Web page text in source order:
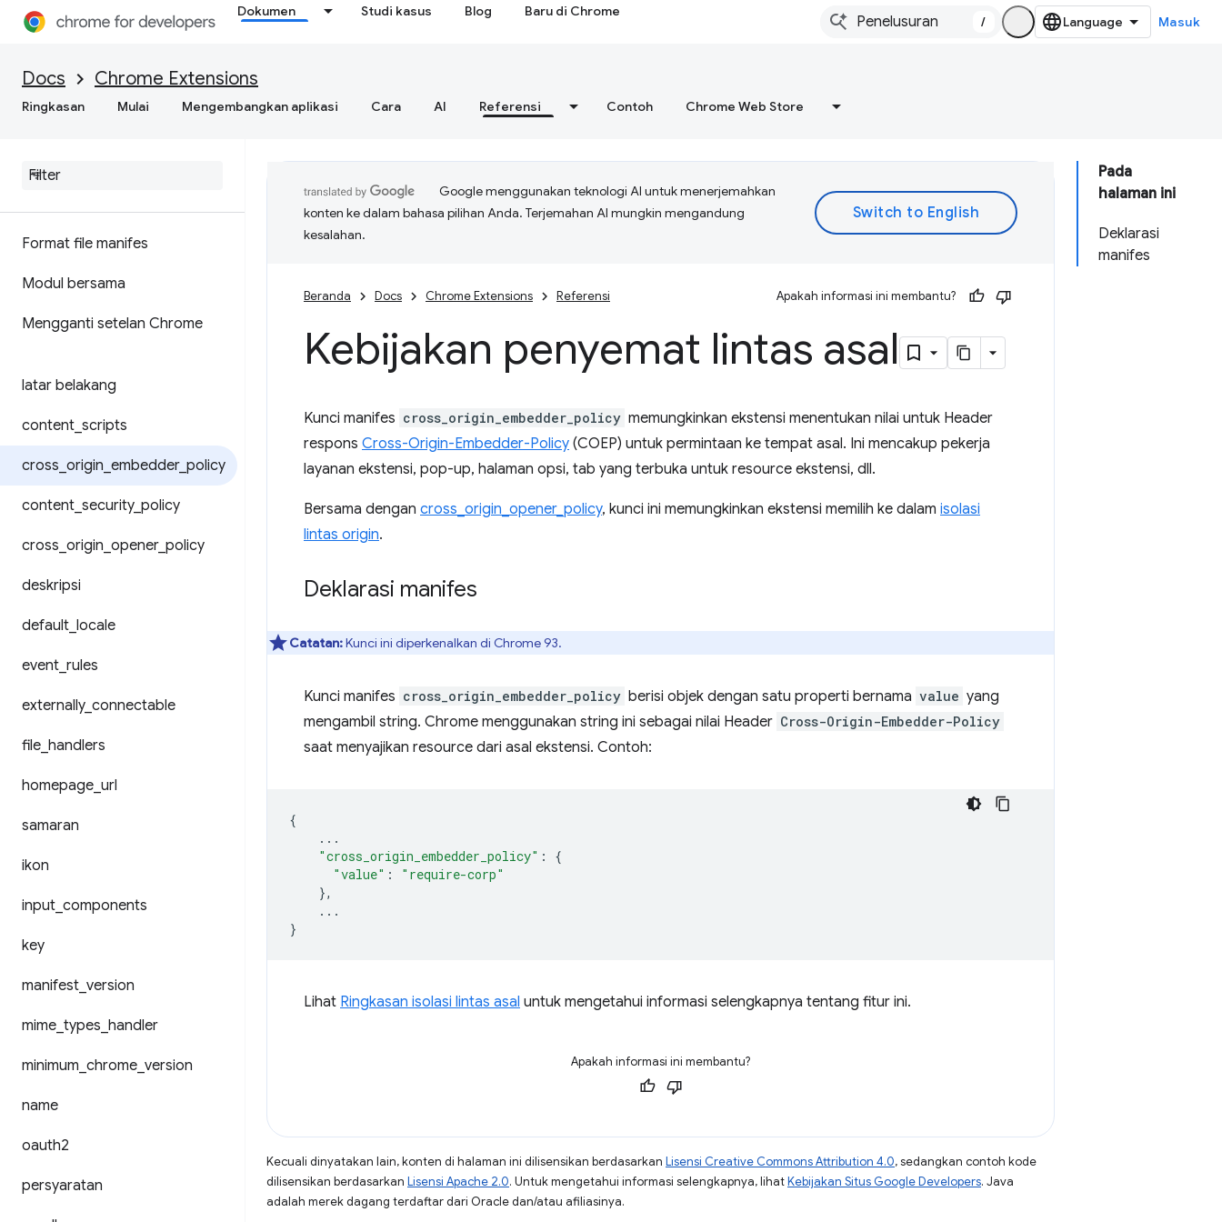
Dokumen Studi kasus Blog Baru di Chrome
/ Masuk
Docs Chrome Extensions
Ringkasan Mulai Mengembangkan aplikasi Cara AI Referensi Contoh Chrome Web Store
Format file manifes
Modul bersama
Mengganti setelan Chrome
latar belakang
content scripts
cross origin embedder_ policy
content security_ policy
cross origin opener_ policy
deskripsi
default locale
event rules
externally_ connectable
file handlers
homepage url
samaran
ikon
input components
key
manifest version
mime types handler
minimum chrome version
name
oauth2
persyaratan
Pada
halaman ini
Deklarasi
manifes
Google menggunakan teknologi AI untuk menerjemahkan
konten ke dalam bahasa pilihan Anda. Terjemahan AI mungkin mengandung
kesalahan.
Beranda Docs Chrome Extensions Referensi Apakah informasi ini membantu?
Kebijakan penyemat lintas asal
Kunci manifes cross_origin_embedder_policy memungkinkan ekstensi menentukan nilai untuk Header
respons Cross-Origin-Embedder-Policy (COEP) untuk permintaan ke tempat asal. Ini mencakup pekerja
layanan ekstensi, pop-up, halaman opsi, tab yang terbuka untuk resource ekstensi, dll.
Bersama dengan cross_origin_opener_policy, kunci ini memungkinkan ekstensi memilih ke dalam isolasi
lintas origin.
Deklarasi manifes
Catatan:Kunci ini diperkenalkan di Chrome 93.
Kunci manifes cross_origin_embedder_policy berisi objek dengan satu properti bernama value yang
mengambil string. Chrome menggunakan string ini sebagai nilai Header Cross-Origin-Embedder-Policy
saat menyajikan resource dari asal ekstensi. Contoh:
{
...
"cross_origin_embedder_policy" :
{
"value" :
"require-corp"
},
...
}
Lihat Ringkasan isolasi lintas asal untuk mengetahui informasi selengkapnya tentang fitur ini.
Apakah informasi ini membantu?
Kecuali dinyatakan lain, konten di halaman ini dilisensikan berdasarkan Lisensi Creative Commons Attribution 4.0, sedangkan contoh kode
dilisensikan berdasarkan Lisensi Apache 2.0. Untuk mengetahui informasi selengkapnya, lihatKebijakan Situs Google Developers. Java
adalah merek dagang terdaftar dari Oracle dan/atau afiliasinya.